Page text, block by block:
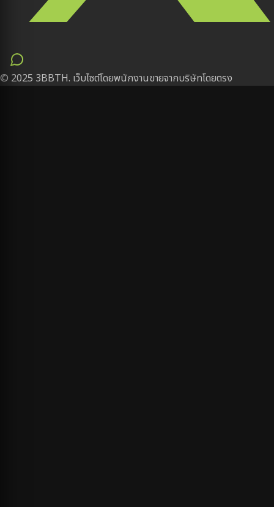
© 2025 3BBTH. เว็บไซต์โดยพนักงานขายจากบริษัทโดยตรง